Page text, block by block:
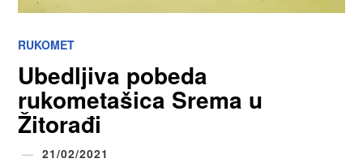
RUKOMET
Ubedljiva pobeda
rukometašica Srema u
Žitorađi
21/02/2021